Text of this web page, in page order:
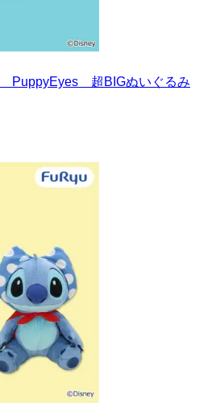
PuppyEyes 超BIGぬいぐるみ